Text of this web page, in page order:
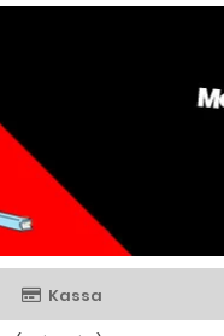
Kassa